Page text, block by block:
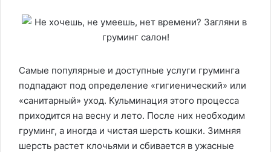
Самые популярные и доступные услуги груминга
подпадают под определение «гигиенический» или
«санитарный» уход. Кульминация этого процесса
приходится на весну и лето. После них необходим
груминг, а иногда и чистая шерсть кошки. Зимняя
шерсть растет клочьями и сбивается в ужасные